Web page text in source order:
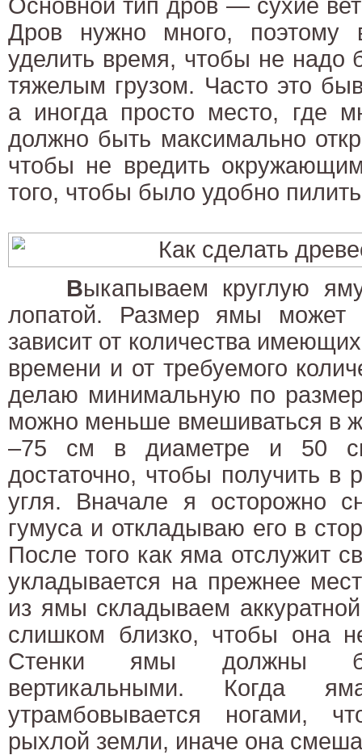
Основной тип дров — сухие
Дров нужно много, поэтому
уделить время, чтобы не надо
тяжелым грузом. Часто это
а иногда просто место, где
должно быть максимально
чтобы не вредить
того, чтобы было удобно
Выкапываем круглую
лопатой. Размер ямы
зависит от количества
времени и от требуемого
делаю минимальную по
можно меньше вмешиваться в
–75 см в диаметре и 50
достаточно, чтобы получить в
угля. Вначале я осторожно
гумуса и откладываю его в
После того как яма отслужит
укладывается на прежнее
из ямы складываем
слишком близко, чтобы она
Стенки ямы должны
вертикальными. Когда
утрамбовывается ногами,
рыхлой земли, иначе она